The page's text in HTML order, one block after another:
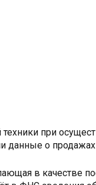
при
данные о
в качестве